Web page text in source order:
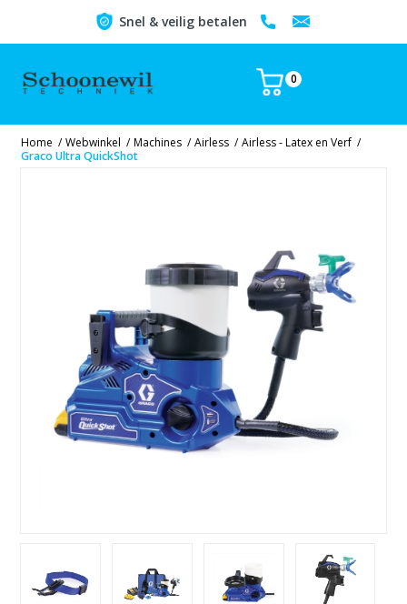
Snel & veilig betalen
0
Home / Webwinkel / Machines / Airless / Airless - Latex en Verf /
Graco Ultra QuickShot